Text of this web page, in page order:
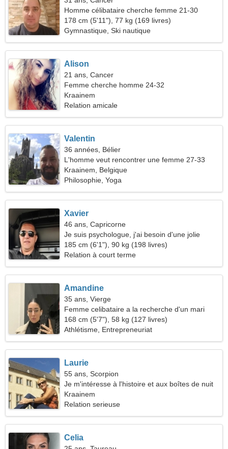
Homme célibataire cherche femme 21-30
178 cm (5'11"), 77 kg (169 livres)
Gymnastique, Ski nautique
Alison
21 ans, Cancer
Femme cherche homme 24-32
Kraainem
Relation amicale
Valentin
36 années, Bélier
L'homme veut rencontrer une femme 27-33
Kraainem, Belgique
Philosophie, Yoga
Xavier
46 ans, Capricorne
Je suis psychologue, j'ai besoin d'une jolie
femme
185 cm (6'1"), 90 kg (198 livres)
Relation à court terme
Amandine
35 ans, Vierge
Femme celibataire a la recherche d'un mari
168 cm (5'7"), 58 kg (127 livres)
Athlétisme, Entrepreneuriat
Laurie
55 ans, Scorpion
Je m'intéresse à l'histoire et aux boîtes de nuit
Kraainem
Relation serieuse
Celia